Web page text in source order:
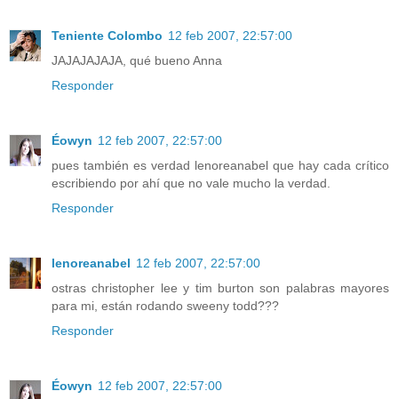
Teniente Colombo 12 feb 2007, 22:57:00
JAJAJAJAJA, qué bueno Anna
Responder
Éowyn 12 feb 2007, 22:57:00
pues también es verdad lenoreanabel que hay cada crítico
escribiendo por ahí que no vale mucho la verdad.
Responder
lenoreanabel 12 feb 2007, 22:57:00
ostras christopher lee y tim burton son palabras mayores
para mi, están rodando sweeny todd???
Responder
Éowyn 12 feb 2007, 22:57:00